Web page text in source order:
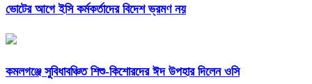
ভোটের আগে ইসি কর্মকর্তাদের বিদেশ ভ্রমণ নয়
কমলগঞ্জে সুবিধাবঞ্চিত শিশু-কিশোরদের ঈদ উপহার দিলেন ওসি